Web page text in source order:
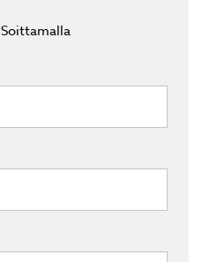
Soittamalla